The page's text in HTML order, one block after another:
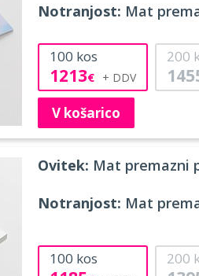
Notranjost: Mat
100 kos
1213€
200
V košarico
Ovitek: Mat premazni
Notranjost: Mat
100 kos 200